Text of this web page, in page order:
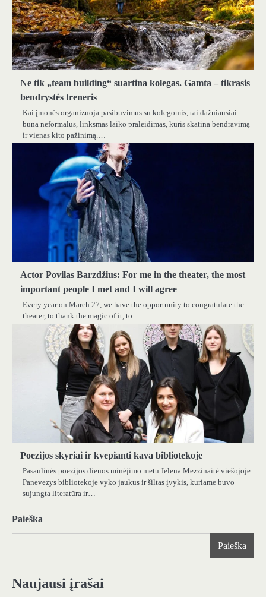
Ne tik „team building“ suartina kolegas. Gamta – tikrasis
bendrystės treneris
Kai įmonės organizuoja pasibuvimus su kolegomis, tai dažniausiai
būna neformalus, linksmas laiko praleidimas, kuris skatina bendravimą
ir vienas kito pažinimą.…
Actor Povilas Barzdžius: For me in the theater, the most
important people I met and I will agree
Every year on March 27, we have the opportunity to congratulate the
theater, to thank the magic of it, to…
Poezijos skyriai ir kvepianti kava bibliotekoje
Pasaulinės poezijos dienos minėjimo metu Jelena Mezzinaitė viešojoje
Panevezys bibliotekoje vyko jaukus ir šiltas įvykis, kuriame buvo
sujungta literatūra ir…
Paieška
Paieška
Naujausi įrašai